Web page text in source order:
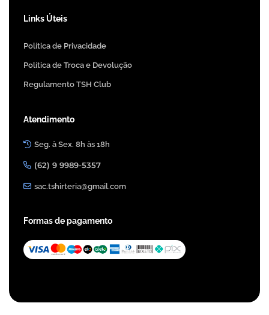
Links Úteis
Política de Privacidade
Política de Troca e Devolução
Regulamento TSH Club
Atendimento
Seg. à Sex. 8h às 18h
(62) 9 9989-5357
sac.tshirteria@gmail.com
Formas de pagamento